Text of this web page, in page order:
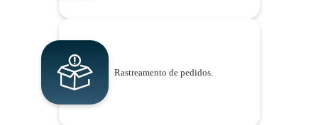
Rastreamento de pedidos.